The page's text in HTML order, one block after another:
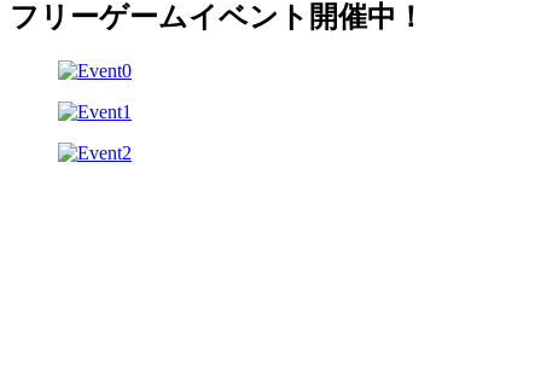
フリーゲームイベント開催中！